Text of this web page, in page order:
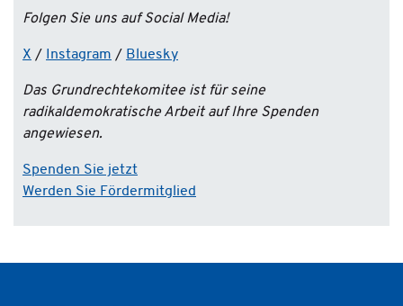
Folgen Sie uns auf Social Media!
X / Instagram / Bluesky
Das Grundrechtekomitee ist für seine
radikaldemokratische Arbeit auf Ihre Spenden
angewiesen.
Spenden Sie jetzt
Werden Sie Fördermitglied